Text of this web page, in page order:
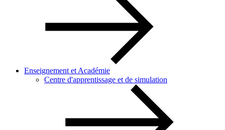
Enseignement et Académie
Centre d'apprentissage et de simulation